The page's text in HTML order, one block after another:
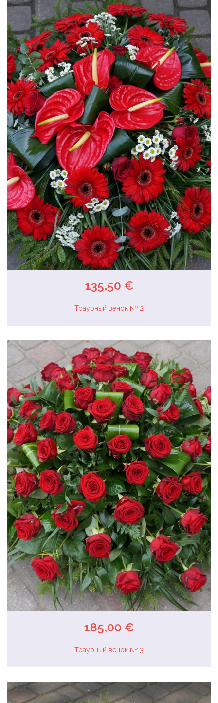
135,50 €
Траурный венок № 2
185,00 €
Траурный венок № 3